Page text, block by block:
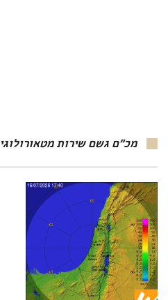
מכ"ם גשם שירות מטאורולוגי